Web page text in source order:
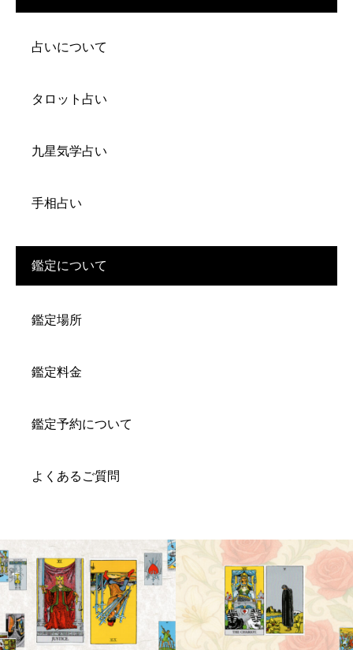
占いについて
タロット占い
九星気学占い
手相占い
鑑定について
鑑定場所
鑑定料金
鑑定予約について
よくあるご質問